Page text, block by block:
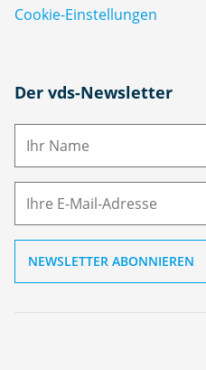
Cookie-Einstellungen
Der vds-Newsletter
N
M